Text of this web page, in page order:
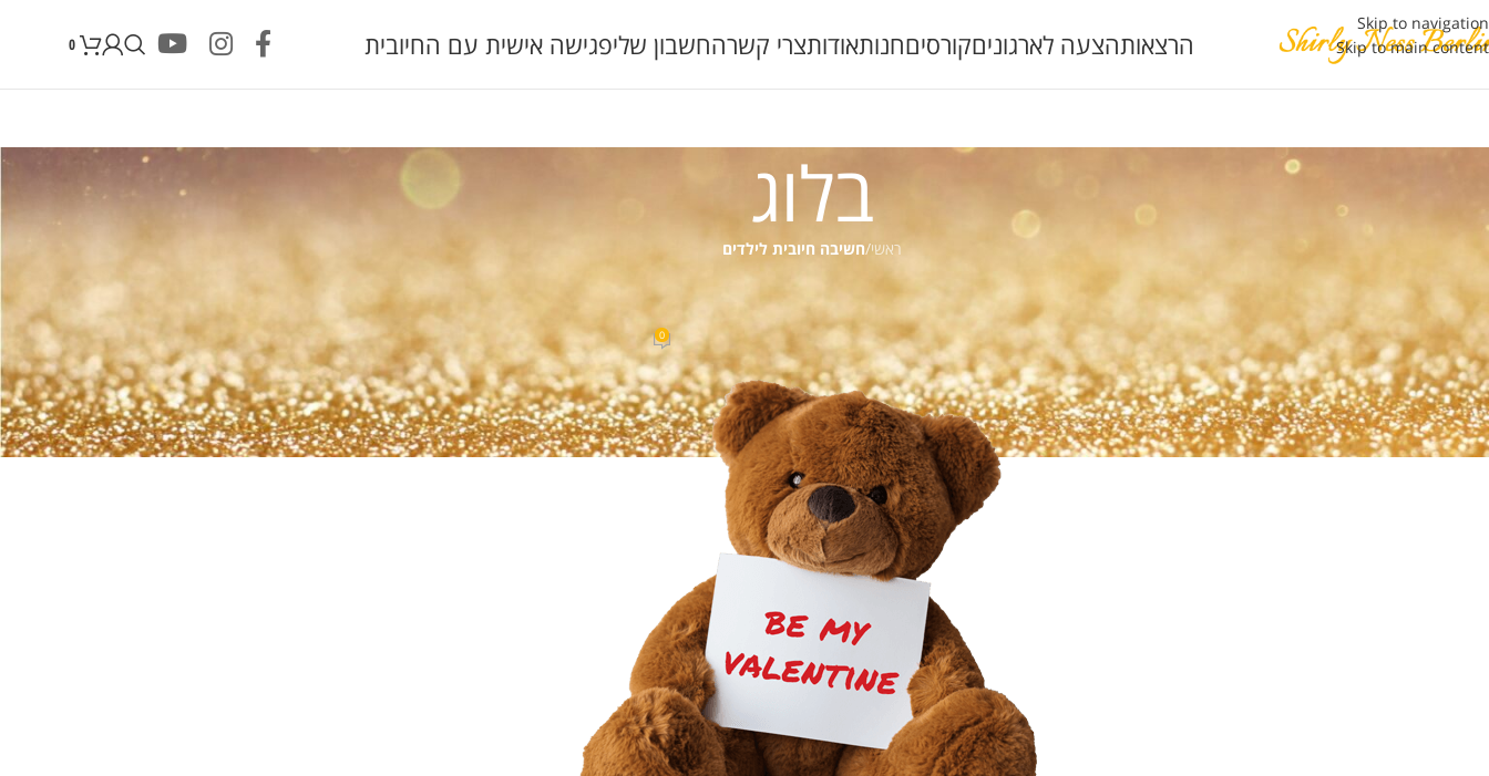
Skip to navigation
Skip to main content
הרצאותהצעה לארגוניםקורסיםחנותאודותצרי קשרהחשבון שליפגישה אישית עם החיובית 0
בלוג
ראשי/חשיבה חיובית לילדים
,חינוך ילדים ,חשיבה חיובית מאמרים
איך לעזור לילדים לא להיעלב בקלות – ועוד 4 דרכים מעשיות ופשוטות לחיזוק המוח החיובי בילדות
פורסם על ידי שירלי נס ברלין On 22/10/2017
0